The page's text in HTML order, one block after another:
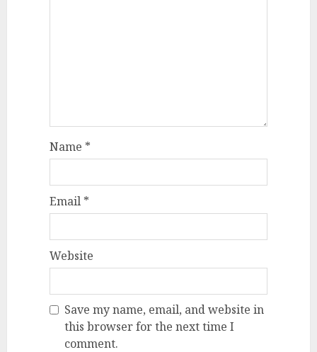
Name *
Email *
Website
Save my name, email, and website in
this browser for the next time I
comment.